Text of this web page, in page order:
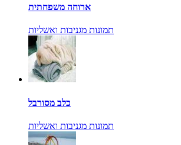
ארוחה משפחתית
תמונות מגניבות ואשליות
כלב מסורבל
תמונות מגניבות ואשליות